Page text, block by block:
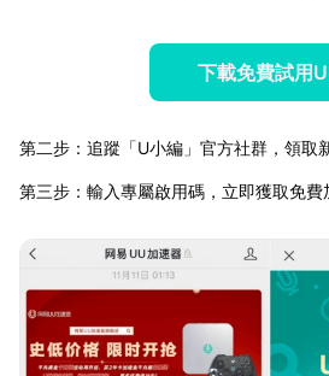
下載免費試用
第二步：追蹤「U小編」官方社群，領取
第三步：輸入專屬啟用碼，立即獲取免費